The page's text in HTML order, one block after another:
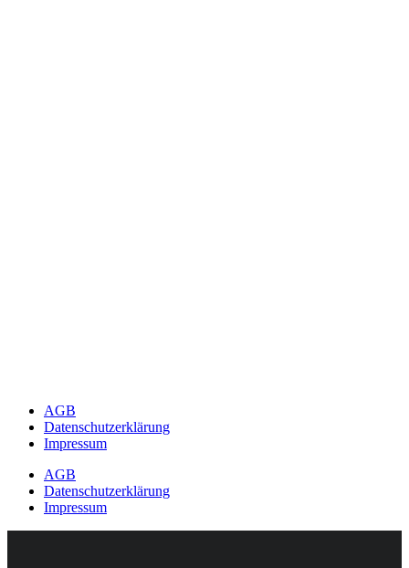
AGB
Datenschutzerklärung
Impressum
AGB
Datenschutzerklärung
Impressum